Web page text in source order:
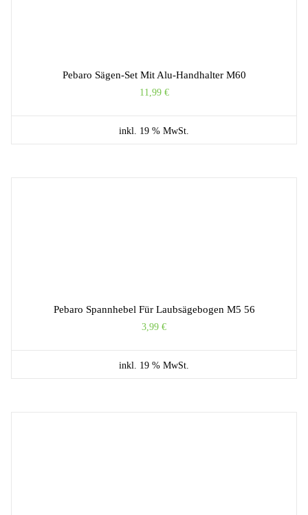
Pebaro Sägen-Set Mit Alu-Handhalter M60
11,99 €
inkl. 19 % MwSt.
Pebaro Spannhebel Für Laubsägebogen M5 56
3,99 €
inkl. 19 % MwSt.